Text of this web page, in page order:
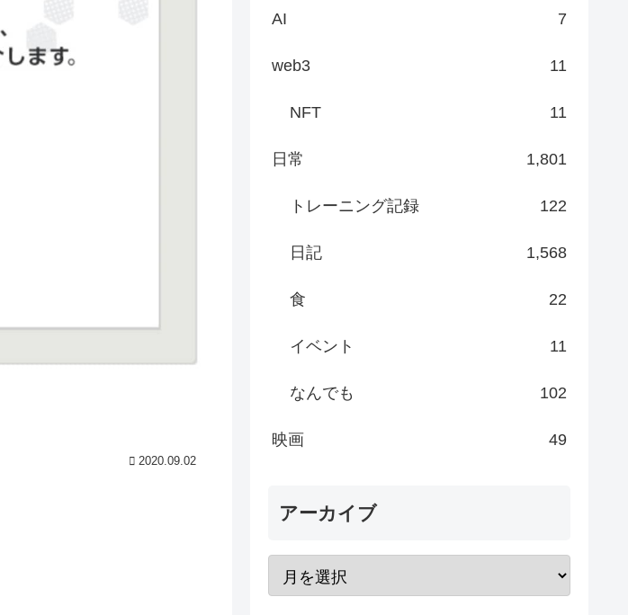
2020.09.02
AI 7
web3 11
NFT 11
日常 1,801
トレーニング記録 122
日記 1,568
食 22
イベント 11
なんでも 102
映画 49
アーカイブ